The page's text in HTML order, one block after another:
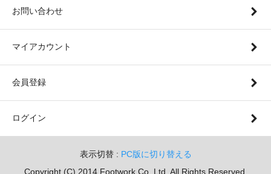
お問い合わせ
マイアカウント
会員登録
ログイン
表示切替 : PC版に切り替える
Copyright (C) 2014 Footwork Co. Ltd. All Rights Reserved.